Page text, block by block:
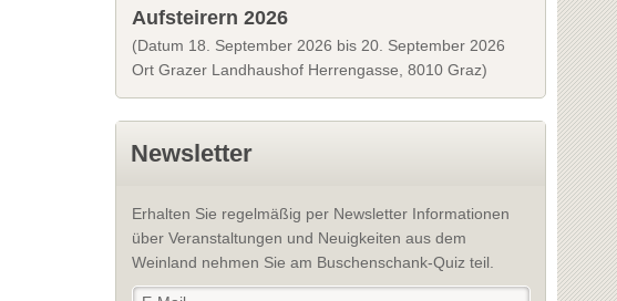
Aufsteirern 2026
(Datum 18. September 2026 bis 20. September 2026
Ort Grazer Landhaushof Herrengasse, 8010 Graz)
Newsletter
Erhalten Sie regelmäßig per Newsletter Informationen
über Veranstaltungen und Neuigkeiten aus dem
Weinland nehmen Sie am Buschenschank-Quiz teil.